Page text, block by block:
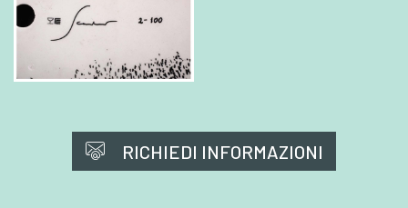
RICHIEDI INFORMAZIONI